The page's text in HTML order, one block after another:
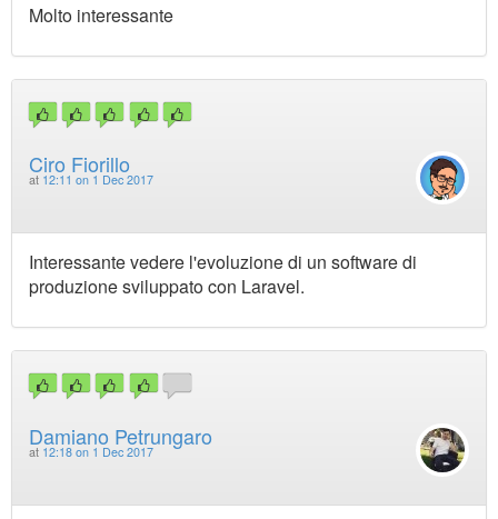
Molto interessante
Ciro Fiorillo
at 12:11 on 1 Dec 2017
Interessante vedere l'evoluzione di un software di
produzione sviluppato con Laravel.
Damiano Petrungaro
at 12:18 on 1 Dec 2017